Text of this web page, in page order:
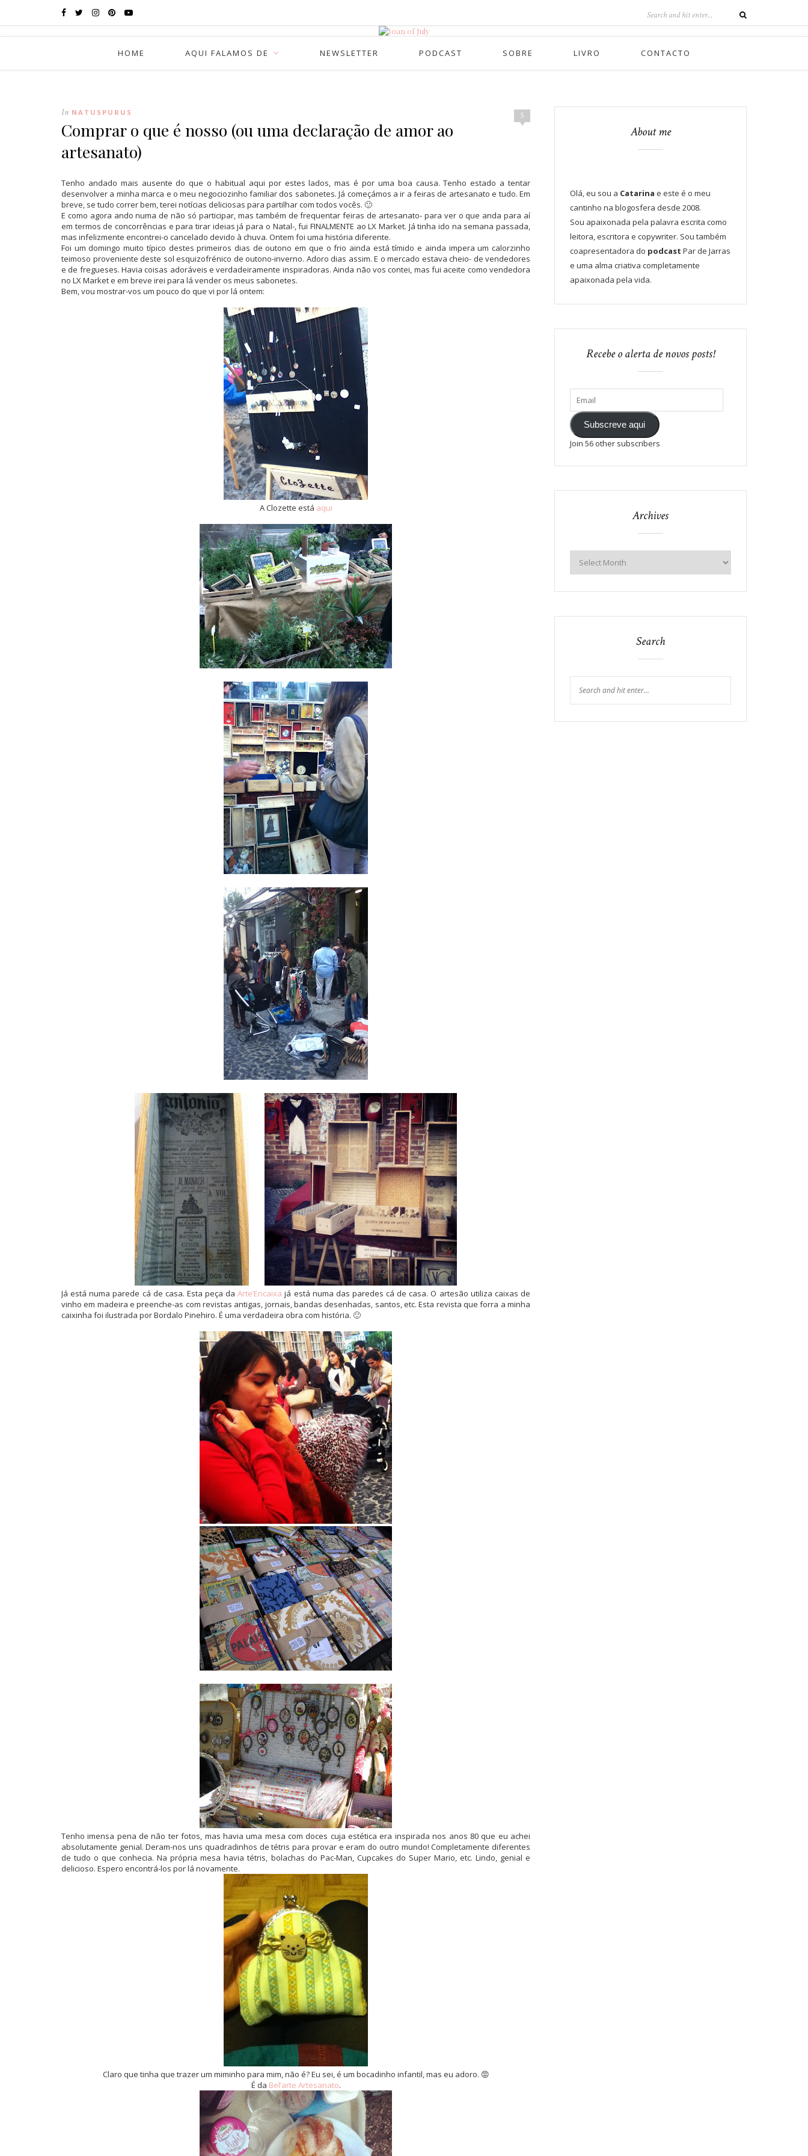
HOME AQUI FALAMOS DE NEWSLETTER PODCAST SOBRE LIVRO CONTACTO
5
In NATUSPURUS
Comprar o que é nosso (ou uma declaração de amor ao
artesanato)
Tenho andado mais ausente do que o habitual aqui por estes lados, mas é por uma boa causa. Tenho estado a tentar
desenvolver a minha marca e o meu negociozinho familiar dos sabonetes. Já começámos a ir a feiras de artesanato e tudo. Em
breve, se tudo correr bem, terei notícias deliciosas para partilhar com todos vocês. 🙂
E como agora ando numa de não só participar, mas também de frequentar feiras de artesanato- para ver o que anda para aí
em termos de concorrências e para tirar ideias já para o Natal-, fui FINALMENTE ao LX Market. Já tinha ido na semana passada,
mas infelizmente encontrei-o cancelado devido à chuva. Ontem foi uma história diferente.
Foi um domingo muito típico destes primeiros dias de outono em que o frio ainda está tímido e ainda impera um calorzinho
teimoso proveniente deste sol esquizofrénico de outono-inverno. Adoro dias assim. E o mercado estava cheio- de vendedores
e de fregueses. Havia coisas adoráveis e verdadeiramente inspiradoras. Ainda não vos contei, mas fui aceite como vendedora
no LX Market e em breve irei para lá vender os meus sabonetes.
Bem, vou mostrar-vos um pouco do que vi por lá ontem:
A Clozette está aqui
Já está numa parede cá de casa. Esta peça daArte’Encaixa já está numa das paredes cá de casa. O artesão utiliza caixas de
vinho em madeira e preenche-as com revistas antigas, jornais, bandas desenhadas, santos, etc. Esta revista que forra a minha
caixinha foi ilustrada por Bordalo Pinehiro. É uma verdadeira obra com história. 🙂
Tenho imensa pena de não ter fotos, mas havia uma mesa com doces cuja estética era inspirada nos anos 80 que eu achei
absolutamente genial. Deram-nos uns quadradinhos de tétris para provar e eram do outro mundo! Completamente diferentes
de tudo o que conhecia. Na própria mesa havia tétris, bolachas do Pac-Man, Cupcakes do Super Mario, etc. Lindo, genial e
delicioso. Espero encontrá-los por lá novamente.
Claro que tinha que trazer um miminho para mim, não é? Eu sei, é um bocadinho infantil, mas eu adoro. 😡
É da Bel’arte Artesanato.
About me
Olá, eu sou a Catarina e este é o meu
cantinho na blogosfera desde 2008.
Sou apaixonada pela palavra escrita como
leitora, escritora e copywriter. Sou também
coapresentadora do podcast Par de Jarras
e uma alma criativa completamente
apaixonada pela vida.
Recebe o alerta de novos posts!
Subscreve aqui
Join 56 other subscribers
Archives
Search